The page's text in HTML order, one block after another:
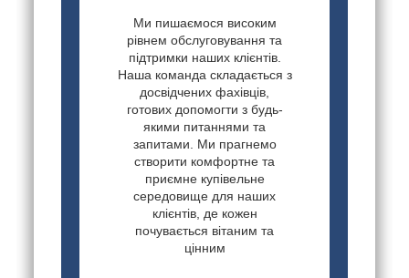
Ми пишаємося високим
рівнем обслуговування та
підтримки наших клієнтів.
Наша команда складається з
досвідчених фахівців,
готових допомогти з будь-
якими питаннями та
запитами. Ми прагнемо
створити комфортне та
приємне купівельне
середовище для наших
клієнтів, де кожен
почувається вітаним та
цінним